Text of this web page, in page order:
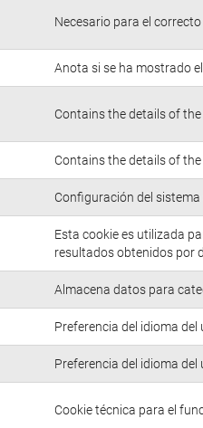
Necesario para el
Anota si se ha mostrado
Contains the details of
Contains the details of
Configuración del sistema
Esta cookie es utilizada
resultados obtenidos por
Almacena datos para
Preferencia del idioma del
Preferencia del idioma del
Cookie técnica para el